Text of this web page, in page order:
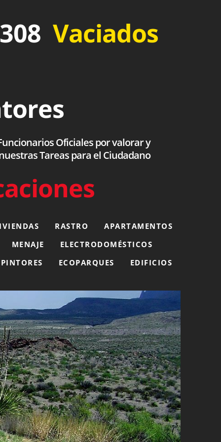
Vaciados
Oficiales por valorar y
Tareas para el Ciudadano
RASTRO
APARTAMENTOS
MENAJE
ELECTRODOMÉSTICOS
PINTORES
ECOPARQUES EDIFICIOS